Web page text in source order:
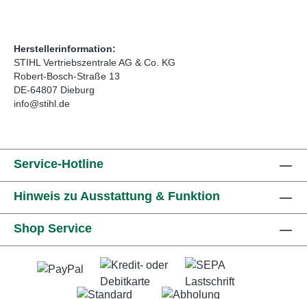
Herstellerinformation:
STIHL Vertriebszentrale AG & Co. KG
Robert-Bosch-Straße 13
DE-64807 Dieburg
info@stihl.de
Service-Hotline
Hinweis zu Ausstattung & Funktion
Shop Service